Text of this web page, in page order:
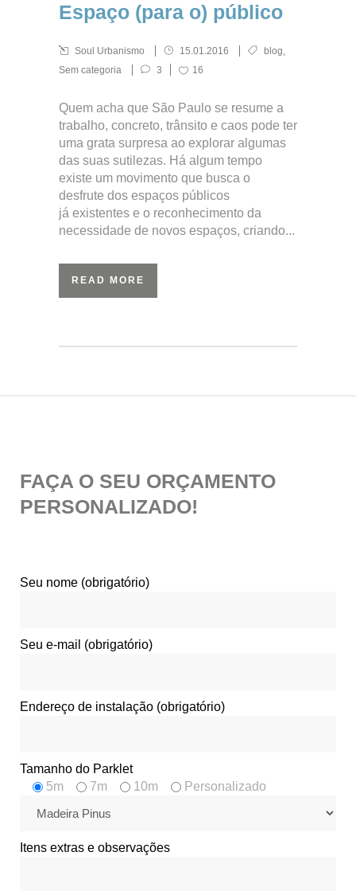
Espaço (para o) público
Soul Urbanismo 15.01.2016 blog,
Sem categoria
3 16
Quem acha que São Paulo se resume a
trabalho, concreto, trânsito e caos pode ter
uma grata surpresa ao explorar algumas
das suas sutilezas. Há algum tempo
existe um movimento que busca o
desfrute dos espaços públicos
já existentes e o reconhecimento da
necessidade de novos espaços, criando...
READ MORE
FAÇA O SEU ORÇAMENTO
PERSONALIZADO!
Seu nome (obrigatório)
Seu e-mail (obrigatório)
Endereço de instalação (obrigatório)
Tamanho do Parklet
5m
7m 10m Personalizado
Itens extras e observações